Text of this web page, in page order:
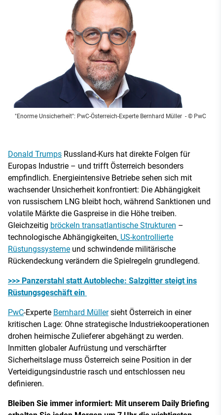
"Enorme Unsicherheit": PwC-Österreich-Experte Bernhard Müller - © PwC
Donald Trumps Russland-Kurs hat direkte Folgen für
Europas Industrie – und trifft Österreich besonders
empfindlich. Energieintensive Betriebe sehen sich mit
wachsender Unsicherheit konfrontiert: Die Abhängigkeit
von russischem LNG bleibt hoch, während Sanktionen und
volatile Märkte die Gaspreise in die Höhe treiben.
Gleichzeitig bröckeln transatlantische Strukturen –
technologische Abhängigkeiten, US-kontrollierte
Rüstungssysteme und schwindende militärische
Rückendeckung verändern die Spielregeln grundlegend.
>>> Panzerstahl statt Autobleche: Salzgitter steigt ins
Rüstungsgeschäft ein
PwC-Experte Bernhard Müllersieht Österreich in einer
kritischen Lage: Ohne strategische Industriekooperationen
drohen heimische Zulieferer abgehängt zu werden.
Inmitten globaler Aufrüstung und verschärfter
Sicherheitslage muss Österreich seine Position in der
Verteidigungsindustrie rasch und entschlossen neu
definieren.
Bleiben Sie immer informiert: Mit unserem Daily Briefing